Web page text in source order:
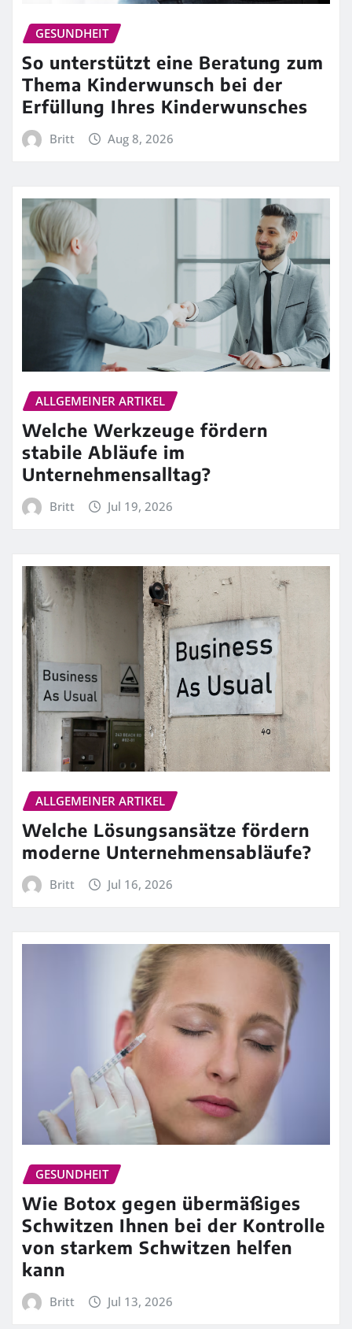
GESUNDHEIT
So unterstützt eine Beratung zum
Thema Kinderwunsch bei der
Erfüllung Ihres Kinderwunsches
Britt Aug 8, 2026
ALLGEMEINER ARTIKEL
Welche Werkzeuge fördern
stabile Abläufe im
Unternehmensalltag?
Britt Jul 19, 2026
ALLGEMEINER ARTIKEL
Welche Lösungsansätze fördern
moderne Unternehmensabläufe?
Britt Jul 16, 2026
GESUNDHEIT
Wie Botox gegen übermäßiges
Schwitzen Ihnen bei der Kontrolle
von starkem Schwitzen helfen
kann
Britt Jul 13, 2026